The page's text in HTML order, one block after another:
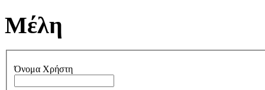
Μέλη
Όνομα Χρήστη